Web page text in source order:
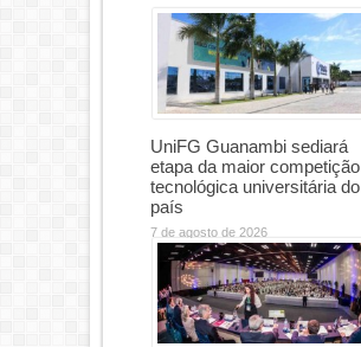
UniFG Guanambi sediará
etapa da maior competição
tecnológica universitária do
país
7 de agosto de 2026